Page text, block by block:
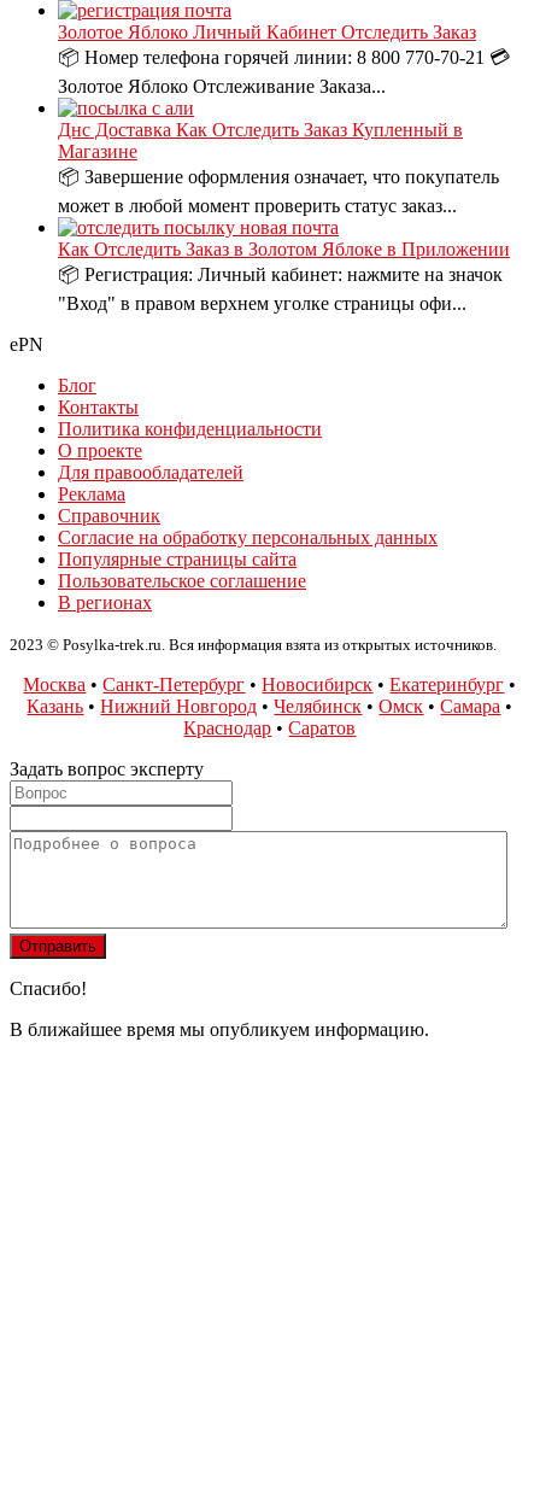
Золотое Яблоко Личный Кабинет Отследить Заказ
📦 Номер телефона горячей линии: 8 800 770-70-21 💳
Золотое Яблоко Отслеживание Заказа...
Днс Доставка Как Отследить Заказ Купленный в
Магазине
📦 Завершение оформления означает, что покупатель
может в любой момент проверить статус заказ...
Как Отследить Заказ в Золотом Яблоке в Приложении
📦 Регистрация: Личный кабинет: нажмите на значок
"Вход" в правом верхнем уголке страницы офи...
ePN
Блог
Контакты
Политика конфиденциальности
О проекте
Для правообладателей
Реклама
Справочник
Согласие на обработку персональных данных
Популярные страницы сайта
Пользовательское соглашение
В регионах
2023 © Posylka-trek.ru. Вся информация взята из открытых источников.
Москва •Санкт-Петербург •Новосибирск •Екатеринбург •
Казань •Нижний Новгород •Челябинск •Омск •Самара •
Краснодар •Саратов
Задать вопрос эксперту
Спасибо!
В ближайшее время мы опубликуем информацию.